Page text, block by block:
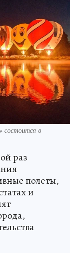
состоится в
раз
полеты,
и